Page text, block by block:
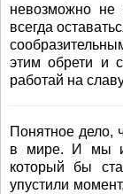
невозможно
всегда
этим обрети и
работай на
Понятное дело,
в мире. И мы
который бы
упустили